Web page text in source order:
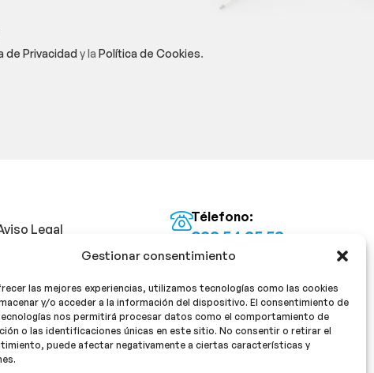
Gestionar consentimiento
las mejores experiencias, utilizamos tecnologías como las cookies
y/o acceder a la información del dispositivo. El consentimiento de
nos permitirá procesar datos como el comportamiento de
o las identificaciones únicas en este sitio. No consentir o retirar el
puede afectar negativamente a ciertas características y
de Privacidady laPolítica de Cookies.
Legal
Política de Privacidad
de cookies
Télefono:
922 54 25 53
Email:
¡Síguenos!